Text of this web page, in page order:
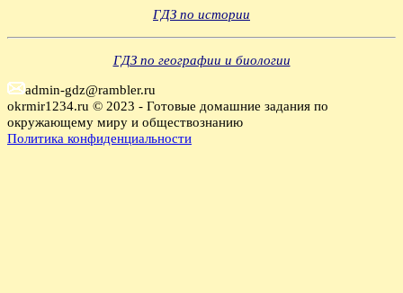
ГДЗ по истории
ГДЗ по географии и биологии
admin-gdz@rambler.ru
okrmir1234.ru © 2023 - Готовые домашние задания по
окружающему миру и обществознанию
Политика конфиденциальности